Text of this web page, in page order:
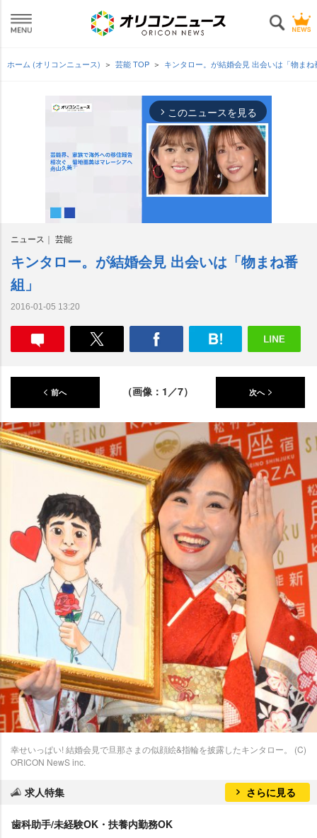
ホーム (オリコンニュース) 芸能 TOP キンタロー。が結婚会見 出会いは「物ま
arrow_forward_ios このニュースを見る
M
ニュース 芸能
キンタロー。が結婚会見 出会いは「物まね番
組」
2016-01-05 13:20
前へ （画像：1／7） 次へ
幸せいっぱい! 結婚会見で旦那さまの似顔絵&指輪を披露したキンタロー。 (C)
ORICON NewS inc.
求人特集 さらに見る
歯科助手/未経験OK・扶養内勤務OK